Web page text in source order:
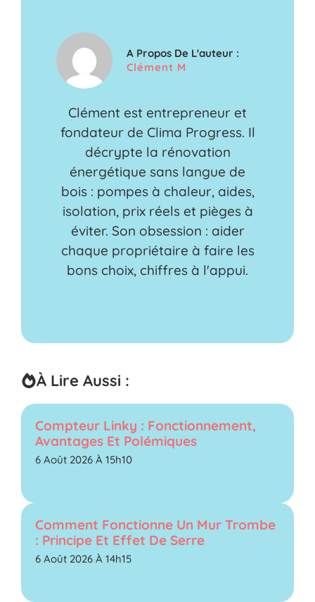
A Propos De L'auteur :
Clément M
Clément est entrepreneur et
fondateur de Clima Progress. Il
décrypte la rénovation
énergétique sans langue de
bois : pompes à chaleur, aides,
isolation, prix réels et pièges à
éviter. Son obsession : aider
chaque propriétaire à faire les
bons choix, chiffres à l'appui.
À Lire Aussi :
Compteur Linky : Fonctionnement,
Avantages Et Polémiques
6 Août 2026 À 15h10
Comment Fonctionne Un Mur Trombe
: Principe Et Effet De Serre
6 Août 2026 À 14h15